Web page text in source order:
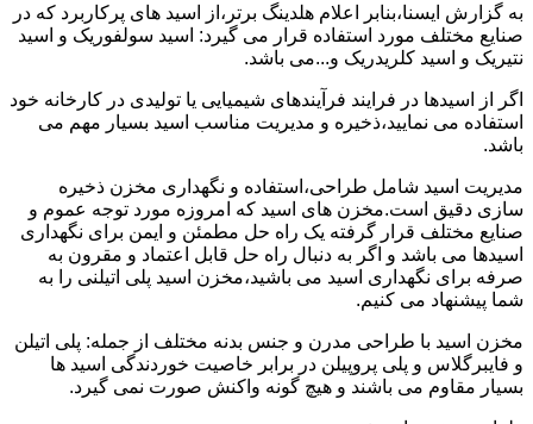
به گزارش ایسنا،بنابر اعلام هلدینگ برتر،از اسید های پرکاربرد که در
صنایع مختلف مورد استفاده قرار می گیرد: اسید سولفوریک و اسید
نتیریک و اسید کلریدریک و...می باشد.
اگر از اسیدها در فرایند فرآیندهای شیمیایی یا تولیدی در کارخانه خود
استفاده می نمایید،ذخیره و مدیریت مناسب اسید بسیار مهم می
باشد.
مدیریت اسید شامل طراحی،استفاده و نگهداری مخزن ذخیره
سازی دقیق است.مخزن های اسید که امروزه مورد توجه عموم و
صنایع مختلف قرار گرفته یک راه حل مطمئن و ایمن برای نگهداری
اسیدها می باشد و اگر به دنبال راه حل قابل اعتماد و مقرون به
صرفه برای نگهداری اسید می باشید،مخزن اسید پلی اتیلنی را به
شما پیشنهاد می کنیم.
مخزن اسید با طراحی مدرن و جنس بدنه مختلف از جمله: پلی اتیلن
و فایبرگلاس و پلی پروپیلن در برابر خاصیت خوردندگی اسید ها
بسیار مقاوم می باشند و هیچ گونه واکنش صورت نمی گیرد.